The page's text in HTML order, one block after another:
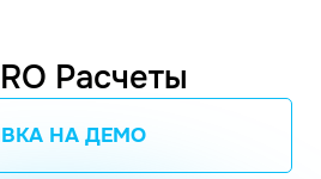
Расчеты
НА ДЕМО